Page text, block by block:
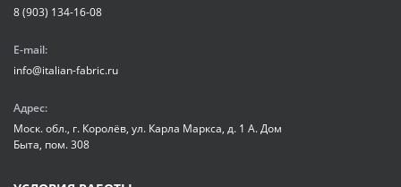
8 (903) 134-16-08
E-mail:
info@italian-fabric.ru
Адрес:
Моск. обл., г. Королёв, ул. Карла Маркса, д. 1 А. Дом
Быта, пом. 308